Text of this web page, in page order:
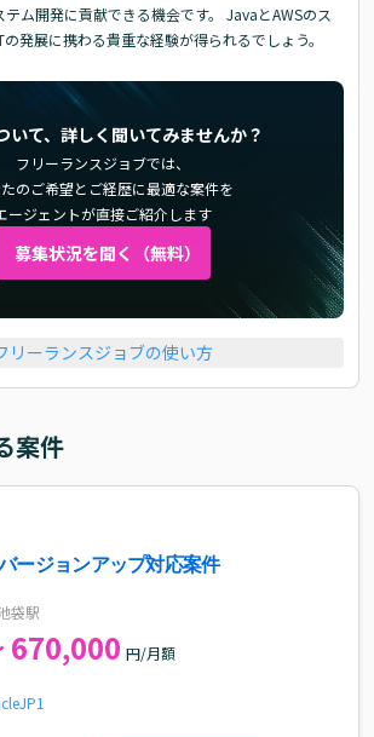
ム開発に貢献できる機会です。 JavaとAWSのス
発展に携わる貴重な経験が得られるでしょう。
いて、詳しく聞いてみませんか？
フリーランスジョブでは、
のご希望とご経歴に最適な案件を
ージェントが直接ご紹介します
募集状況を聞く（無料）
リーランスジョブの使い方
案件
バージョンアップ対応案件
袋駅
670,000 円/月額
JP1